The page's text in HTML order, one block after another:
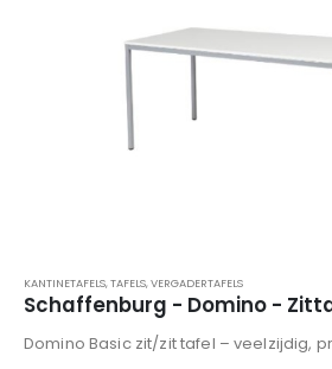
KANTINETAFELS,TAFELS,VERGADERTAFELS
Schaffenburg - Domino -
Domino Basic zit/zit tafel – veelzijdig,